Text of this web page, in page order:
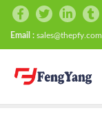
Email : sales@thepfy.com